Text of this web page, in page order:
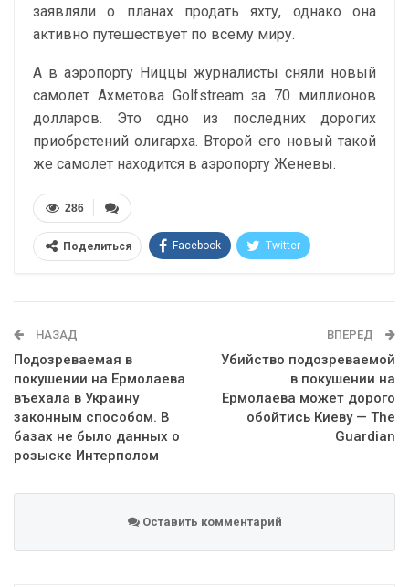
заявляли о планах продать яхту, однако она
активно путешествует по всему миру.
А в аэропорту Ниццы журналисты сняли новый
самолет Ахметова Golfstream за 70 миллионов
долларов. Это одно из последних дорогих
приобретений олигарха. Второй его новый такой
же самолет находится в аэропорту Женевы.
286
Поделиться Facebook Twitter
НАЗАД
Подозреваемая в
покушении на Ермолаева
въехала в Украину
законным способом. В
базах не было данных о
розыске Интерполом
ВПЕРЕД
Убийство подозреваемой
в покушении на
Ермолаева может дорого
обойтись Киеву — The
Guardian
Оставить комментарий